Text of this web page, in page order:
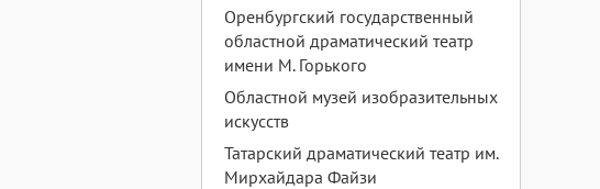
Оренбургский государственный
областной драматический театр
имени М. Горького
Областной музей изобразительных
искусств
Татарский драматический театр им.
Мирхайдара Файзи